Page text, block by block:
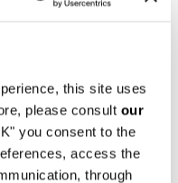
this site uses
please consult our
you consent to the
access the
through